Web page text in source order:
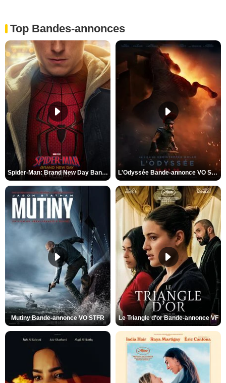
Top Bandes-annonces
Spider-Man: Brand New Day Bande-annonce VO STFR L'Odyssée Bande-annonce VO STFR
Mutiny Bande-annonce VO STFR Le Triangle d'or Bande-annonce VF